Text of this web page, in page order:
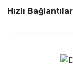
Hızlı Bağlantılar